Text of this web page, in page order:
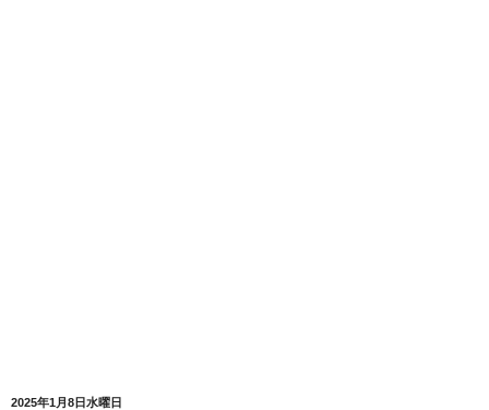
2025年1月8日水曜日